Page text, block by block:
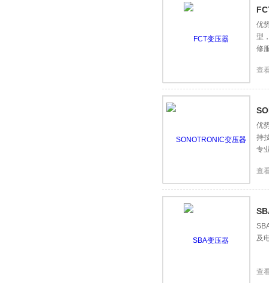
优
型
修
查
优
持
专
查
及
查